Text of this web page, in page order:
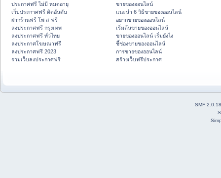
ประกาศฟรี ไม่มี หมดอายุ
เว็บประกาศฟรี ติดอันดับ
ฝากร้านฟรี โพ ส ฟรี
ลงประกาศฟรี กรุงเทพ
ลงประกาศฟรี ทั่วไทย
ลงประกาศโฆษณาฟรี
ลงประกาศฟรี 2023
รวมเว็บลงประกาศฟรี
ขายของออนไลน์
แนะนำ 6 วิธีขายของออนไลน์
อยากขายของออนไลน์
เริ่มต้นขายของออนไลน์
ขายของออนไลน์ เริ่มยังไง
ชี้ช่องขายของออนไลน์
การขายของออนไลน์
สร้างเว็บฟรีประกาศ
SMF 2.0.18